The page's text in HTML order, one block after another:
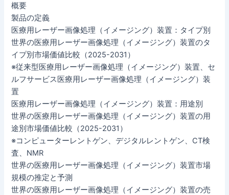
概要
製品の定義
医療用レーザー画像処理（イメージング）装置：タイプ別
世界の医療用レーザー画像処理（イメージング）装置のタ
イプ別市場価値比較（2025-2031）
※従来型医療用レーザー画像処理（イメージング）装置、セ
ルフサービス医療用レーザー画像処理（イメージング）装
置
医療用レーザー画像処理（イメージング）装置：用途別
世界の医療用レーザー画像処理（イメージング）装置の用
途別市場価値比較（2025-2031）
※コンピューターレントゲン、デジタルレントゲン、CT検
査、NMR
世界の医療用レーザー画像処理（イメージング）装置市場
規模の推定と予測
世界の医療用レーザー画像処理（イメージング）装置の売